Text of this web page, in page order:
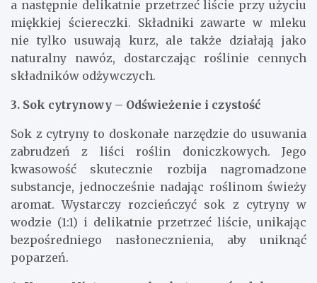
a następnie delikatnie przetrzeć liście przy użyciu
miękkiej ściereczki. Składniki zawarte w mleku
nie tylko usuwają kurz, ale także działają jako
naturalny nawóz, dostarczając roślinie cennych
składników odżywczych.
3. Sok cytrynowy – Odświeżenie i czystość
Sok z cytryny to doskonałe narzędzie do usuwania
zabrudzeń z liści roślin doniczkowych. Jego
kwasowość skutecznie rozbija nagromadzone
substancje, jednocześnie nadając roślinom świeży
aromat. Wystarczy rozcieńczyć sok z cytryny w
wodzie (1:1) i delikatnie przetrzeć liście, unikając
bezpośredniego nasłonecznienia, aby uniknąć
poparzeń.